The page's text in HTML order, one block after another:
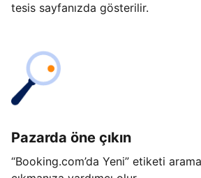
tesis sayfanızda gösterilir.
Pazarda öne çıkın
“Booking.com’da Yeni” etiketi